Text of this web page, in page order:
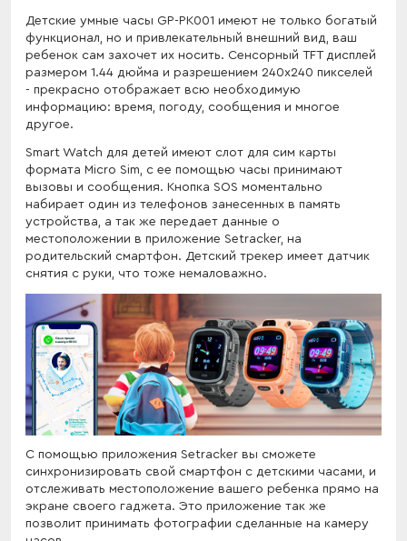
Детские умные часы GP-PK001 имеют не только богатый
функционал, но и привлекательный внешний вид, ваш
ребенок сам захочет их носить. Сенсорный TFT дисплей
размером 1.44 дюйма и разрешением 240х240 пикселей
- прекрасно отображает всю необходимую
информацию: время, погоду, сообщения и многое
другое.
Smart Watch для детей имеют слот для сим карты
формата Micro Sim, с ее помощью часы принимают
вызовы и сообщения. Кнопка SOS моментально
набирает один из телефонов занесенных в память
устройства, а так же передает данные о
местоположении в приложение Setracker, на
родительский смартфон. Детский трекер имеет датчик
снятия с руки, что тоже немаловажно.
С помощью приложения Setracker вы сможете
синхронизировать свой смартфон с детскими часами, и
отслеживать местоположение вашего ребенка прямо на
экране своего гаджета. Это приложение так же
позволит принимать фотографии сделанные на камеру